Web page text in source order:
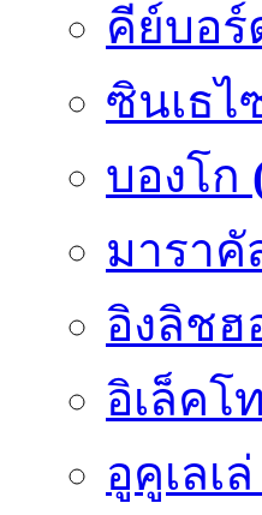
คีย์บอร์
ซินเธไ
บองโก
มาราคั
อิงลิชฮ
อิเล็คโ
อูคูเลเล่